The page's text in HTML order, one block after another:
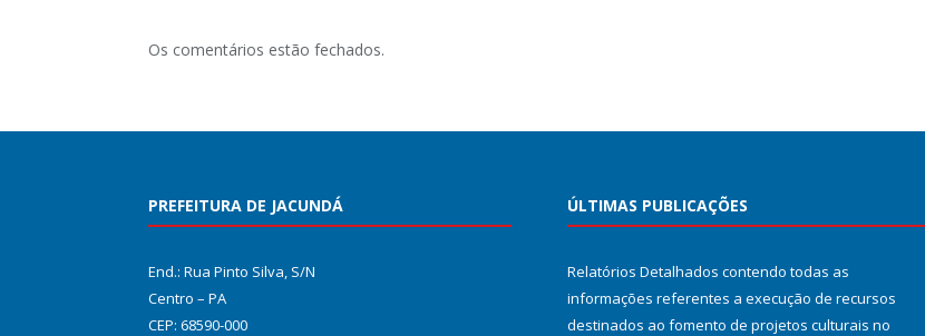
Os comentários estão fechados.
PREFEITURA DE JACUNDÁ
End.: Rua Pinto Silva, S/N
Centro – PA
CEP: 68590-000
ÚLTIMAS PUBLICAÇÕES
Relatórios Detalhados contendo todas as
informações referentes a execução de recursos
destinados ao fomento de projetos culturais no